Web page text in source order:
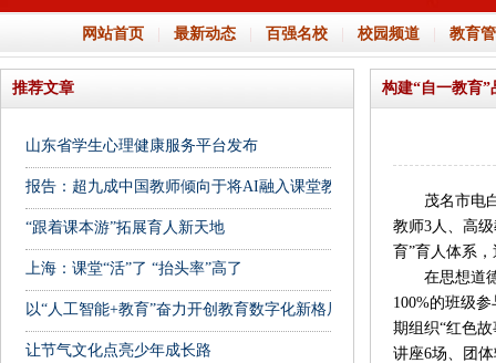
网站首页 最新动态 百强名校 校园频道 教育
推荐文章
山东省学生心理健康服务平台发布
报告：超九成中国教师倾向于将AI融入课堂教学
“跟着课本游”拓展育人新天地
上海：课堂“活”了 “抬头率”高了
以“人工智能+教育”奋力开创教育数字化新格局
让节气文化点亮少年成长路
构建“自一教育
茂名市电白
教师3人、高
育”育人体系
在思想道德
100%的班级
期组织“红色
讲座6场、团